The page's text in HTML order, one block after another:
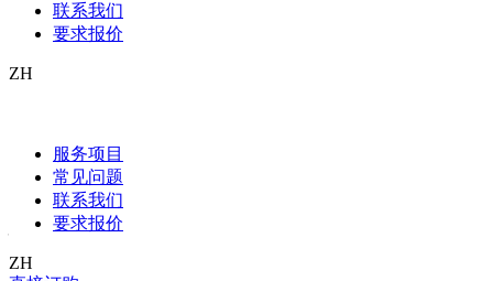
联系我们
要求报价
ZH
服务项目
常见问题
联系我们
要求报价
ZH
Übersetzungen so wichtig sind
Beglaubigte medizinische Übersetzungen
– unabdingbar für ein universelles
Verständnis in der Medizin!